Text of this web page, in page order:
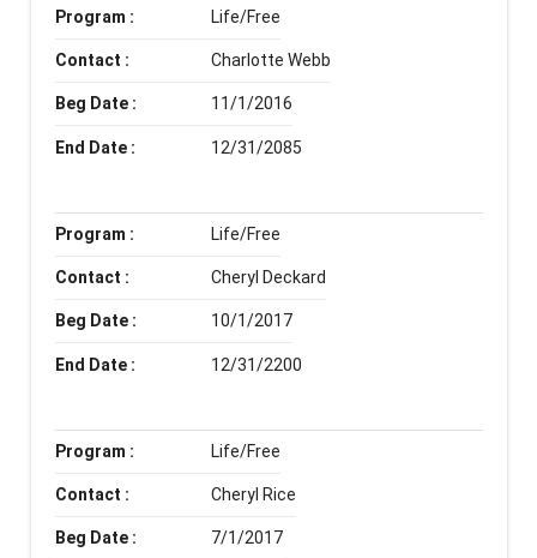
Program : Life/Free
Contact : Charlotte Webb
Beg Date : 11/1/2016
End Date : 12/31/2085
Program : Life/Free
Contact : Cheryl Deckard
Beg Date : 10/1/2017
End Date : 12/31/2200
Program : Life/Free
Contact : Cheryl Rice
Beg Date : 7/1/2017